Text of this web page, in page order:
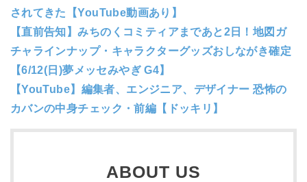
されてきた【YouTube動画あり】
【直前告知】みちのくコミティアまであと2日！地図ガ
チャラインナップ・キャラクターグッズおしながき確定
【6/12(日)夢メッセみやぎ G4】
【YouTube】編集者、エンジニア、デザイナー 恐怖の
カバンの中身チェック・前編【ドッキリ】
ABOUT US